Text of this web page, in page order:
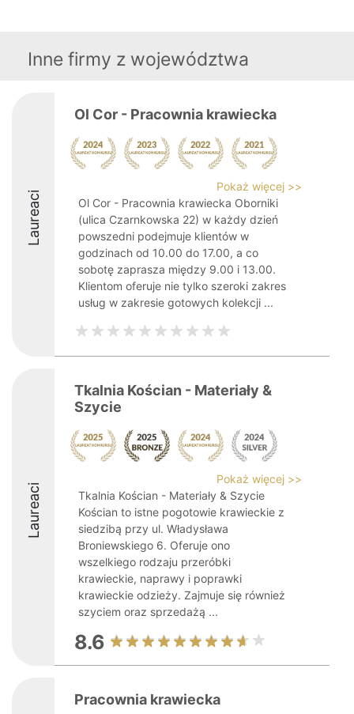
Inne firmy z województwa
Laureaci
Ol Cor - Pracownia krawiecka
Pokaż więcej >>
Ol Cor - Pracownia krawiecka Oborniki
(ulica Czarnkowska 22) w każdy dzień
powszedni podejmuje klientów w
godzinach od 10.00 do 17.00, a co
sobotę zaprasza między 9.00 i 13.00.
Klientom oferuje nie tylko szeroki zakres
usług w zakresie gotowych kolekcji ...
Laureaci
Tkalnia Kościan - Materiały &
Szycie
Pokaż więcej >>
Tkalnia Kościan - Materiały & Szycie
Kościan to istne pogotowie krawieckie z
siedzibą przy ul. Władysława
Broniewskiego 6. Oferuje ono
wszelkiego rodzaju przeróbki
krawieckie, naprawy i poprawki
krawieckie odzieży. Zajmuje się również
szyciem oraz sprzedażą ...
8.6
Pracownia krawiecka